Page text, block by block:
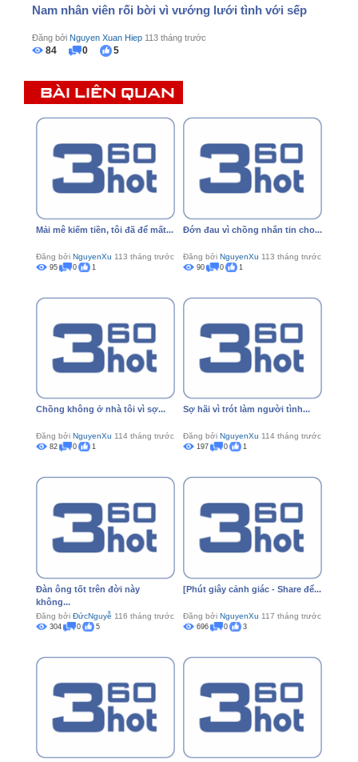
Nam nhân viên rối bời vì vướng lưới tình với sếp
Đăng bởi Nguyen Xuan Hiep 113 tháng trước
84 0 5
BÀI LIÊN QUAN
Mải mê kiếm tiền, tôi đã để mất...
Đăng bởi NguyenXu 113 tháng trước
95 0 1
Đớn đau vì chồng nhắn tin cho...
Đăng bởi NguyenXu 113 tháng trước
90 0 1
Chồng không ở nhà tôi vì sợ...
Đăng bởi NguyenXu 114 tháng trước
82 0 1
Sợ hãi vì trót làm người tình...
Đăng bởi NguyenXu 114 tháng trước
197 0 1
Đàn ông tốt trên đời này
không...
Đăng bởi ĐứcNguyễ 116 tháng trước
304 0 5
[Phút giây cảnh giác - Share để...
Đăng bởi NguyenXu 117 tháng trước
696 0 3